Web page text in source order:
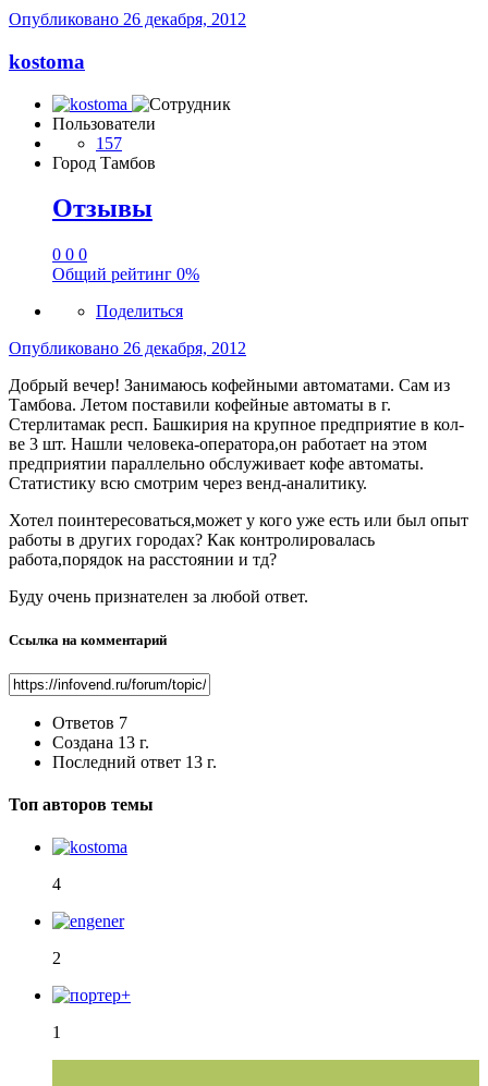
Опубликовано 26 декабря, 2012
kostoma
Пользователи
157
Город Тамбов
Отзывы
0 0 0
Общий рейтинг 0%
Поделиться
Опубликовано 26 декабря, 2012
Добрый вечер! Занимаюсь кофейными автоматами. Сам из
Тамбова. Летом поставили кофейные автоматы в г.
Стерлитамак респ. Башкирия на крупное предприятие в кол-
ве 3 шт. Нашли человека-оператора,он работает на этом
предприятии параллельно обслуживает кофе автоматы.
Статистику всю смотрим через венд-аналитику.
Хотел поинтересоваться,может у кого уже есть или был опыт
работы в других городах? Как контролировалась
работа,порядок на расстоянии и тд?
Буду очень признателен за любой ответ.
Ссылка на комментарий
Ответов 7
Создана 13 г.
Последний ответ 13 г.
Топ авторов темы
4
2
1